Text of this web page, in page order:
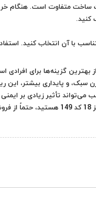
متفاوت است. هنگام
کنید.
سایز 18 کد 149 یکی از بهترین
و پایداری بیشتر، این
تأثیر زیادی بر ایمنی
اگر به دنبال خرید رینگ